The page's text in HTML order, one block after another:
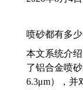
喷砂都有多少
本文系统介
了铝合金喷
6.3μm），并